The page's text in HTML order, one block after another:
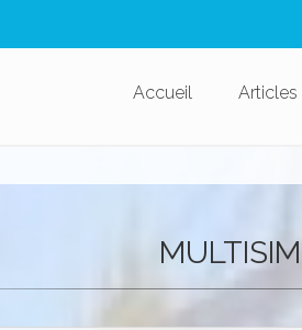
Accueil Articles
MULTISIM